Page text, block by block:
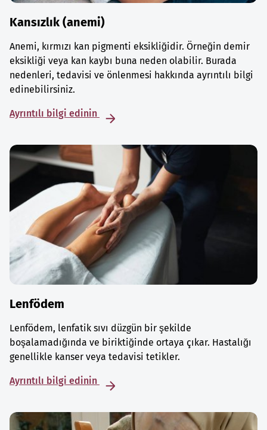
Kansızlık (anemi)
Anemi, kırmızı kan pigmenti eksikliğidir. Örneğin demir
eksikliği veya kan kaybı buna neden olabilir. Burada
nedenleri, tedavisi ve önlenmesi hakkında ayrıntılı bilgi
edinebilirsiniz.
Ayrıntılı bilgi edinin
Lenfödem
Lenfödem, lenfatik sıvı düzgün bir şekilde
boşalamadığında ve biriktiğinde ortaya çıkar. Hastalığı
genellikle kanser veya tedavisi tetikler.
Ayrıntılı bilgi edinin